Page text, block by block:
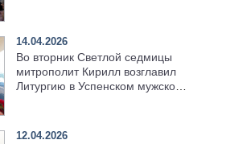
14.04.2026
Во вторник Светлой седмицы
митрополит Кирилл возглавил
Литургию в Успенском мужском
12.04.2026